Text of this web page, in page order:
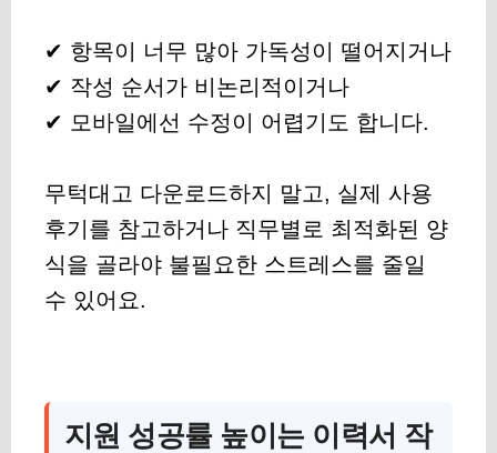
✔ 항목이 너무 많아 가독성이 떨어지거나
✔ 작성 순서가 비논리적이거나
✔ 모바일에선 수정이 어렵기도 합니다.
무턱대고 다운로드하지 말고, 실제 사용
후기를 참고하거나 직무별로 최적화된 양
식을 골라야 불필요한 스트레스를 줄일
수 있어요.
지원 성공률 높이는 이력서 작